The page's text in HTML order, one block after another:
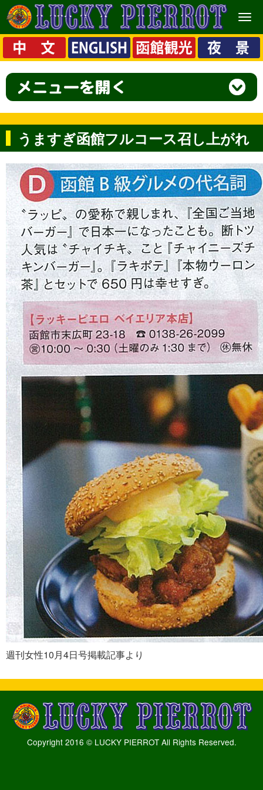
メ
ニ
ュ
ー
うますぎ函館フルコース召し上がれ
週刊女性10月4日号掲載記事より
Copyright 2016 © LUCKY PIERROT All Rights Reserved.